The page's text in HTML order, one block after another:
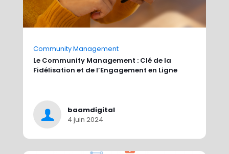
Community Management
Le Community Management : Clé de la
Fidélisation et de l’Engagement en Ligne
baamdigital
4 juin 2024